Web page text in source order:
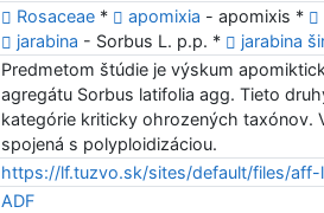
Rosaceae * apomixia - apomixis *
jarabina - Sorbus L. p.p. * jarabina
Predmetom štúdie je výskum
agregátu Sorbus latifolia agg. Tieto
kategórie kriticky ohrozených taxónov.
spojená s polyploidizáciou.
https://lf.tuzvo.sk/sites/default/files/
ADF